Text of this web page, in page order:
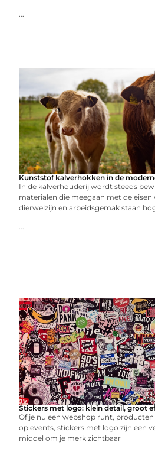
...
Kunststof kalverhokken in de
In de kalverhouderij wordt steeds
materialen die meegaan met de eisen
dierwelzijn en arbeidsgemak staan
...
Stickers met logo: klein detail, groot
Of je nu een webshop runt,
op events, stickers met logo zijn een
middel om je merk zichtbaar